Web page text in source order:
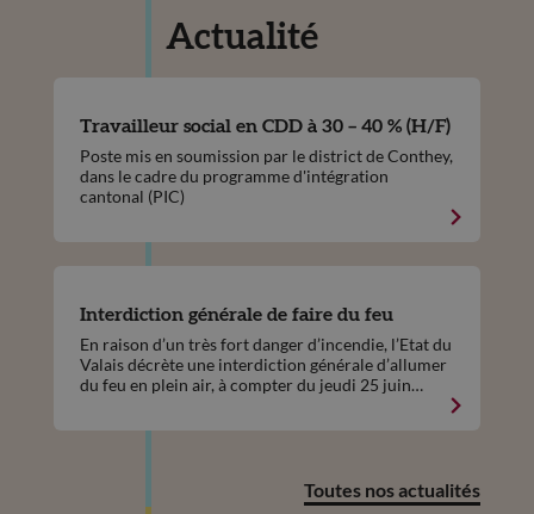
Actualité
Travailleur social en CDD à 30 – 40 % (H/F)
Poste mis en soumission par le district de Conthey,
dans le cadre du programme d'intégration
cantonal (PIC)
Interdiction générale de faire du feu
En raison d’un très fort danger d’incendie, l’Etat du
Valais décrète une interdiction générale d’allumer
du feu en plein air, à compter du jeudi 25 juin
Toutes nos actualités